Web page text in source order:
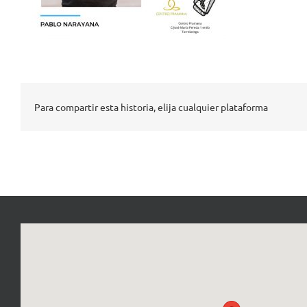
Para compartir esta historia, elija cualquier plataforma